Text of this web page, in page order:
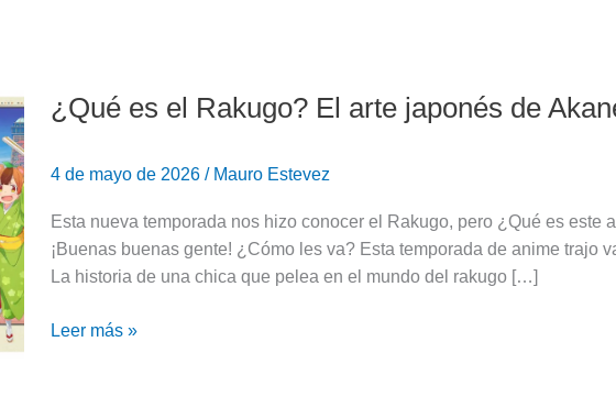
¿Qué es el Rakugo? El arte japonés de
4 de mayo de 2026 / Mauro Estevez
Esta nueva temporada nos hizo conocer el Rakugo, pero ¿Qué es
¡Buenas buenas gente! ¿Cómo les va? Esta temporada de anime
La historia de una chica que pelea en el mundo del rakugo […]
¿Qué
Rakugo?
El
arte
japonés
Akane-
Leer más »